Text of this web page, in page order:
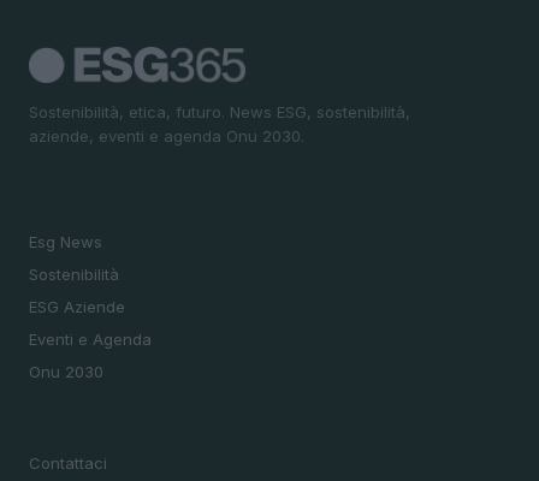
Sostenibilità, etica, futuro. News ESG, sostenibilità,
aziende, eventi e agenda Onu 2030.
Esg News
Sostenibilità
ESG Aziende
Eventi e Agenda
Onu 2030
Contattaci